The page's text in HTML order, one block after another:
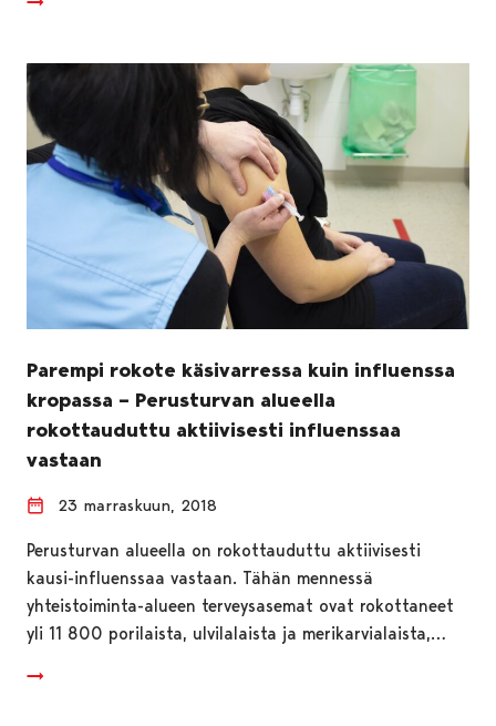
Parempi rokote käsivarressa kuin influenssa
kropassa – Perusturvan alueella
rokottauduttu aktiivisesti influenssaa
vastaan
23 marraskuun, 2018
Perusturvan alueella on rokottauduttu aktiivisesti
kausi-influenssaa vastaan. Tähän mennessä
yhteistoiminta-alueen terveysasemat ovat rokottaneet
yli 11 800 porilaista, ulvilalaista ja merikarvialaista,…